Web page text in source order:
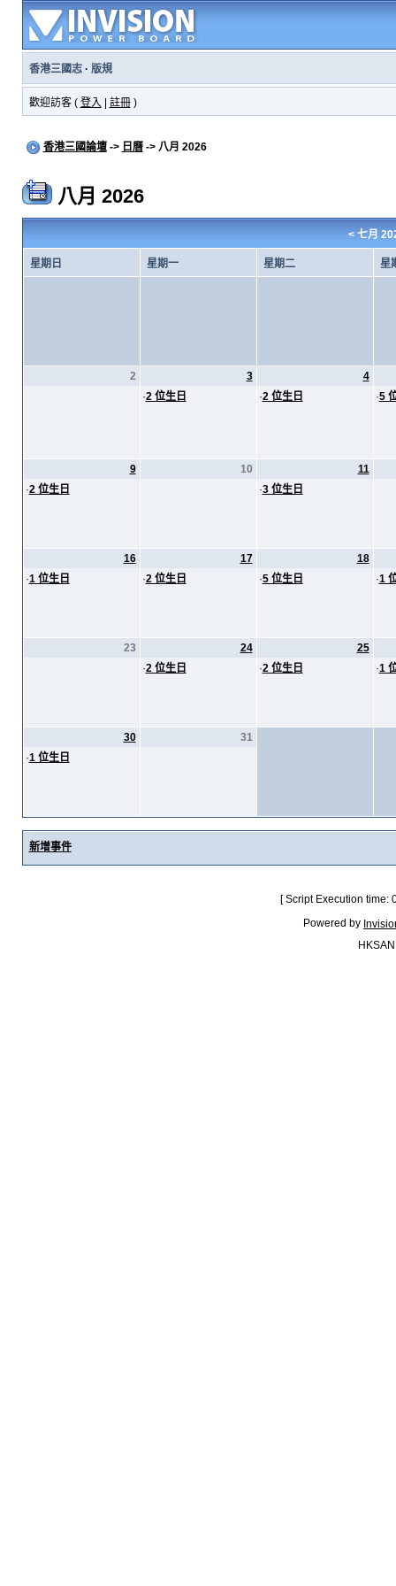
香港三國志· 版規
歡迎訪客 ( 登入 註冊)
香港三國論壇-> 日曆-> 八月 2026
八月 2026
< 七月
星期日 星期一 星期二 星
2
3
·2 位生日
4
·2 位生日 ·5
9
·2 位生日
10
11
·3 位生日
16
·1 位生日
17
·2 位生日
18
·5 位生日 ·1
23
24
·2 位生日
25
·2 位生日 ·1
30
·1 位生日
31
新增事件
[ Script Execution
Powered by